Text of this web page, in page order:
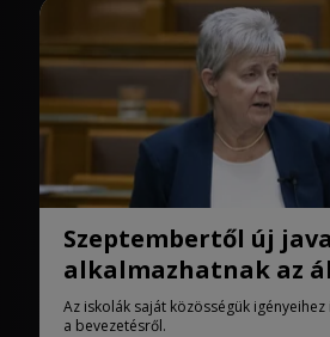
Szeptembertől új
alkalmazhatnak az
iskolák
Az iskolák saját közösségük
a bevezetésről.